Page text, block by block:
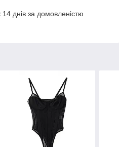
днів за домовленістю